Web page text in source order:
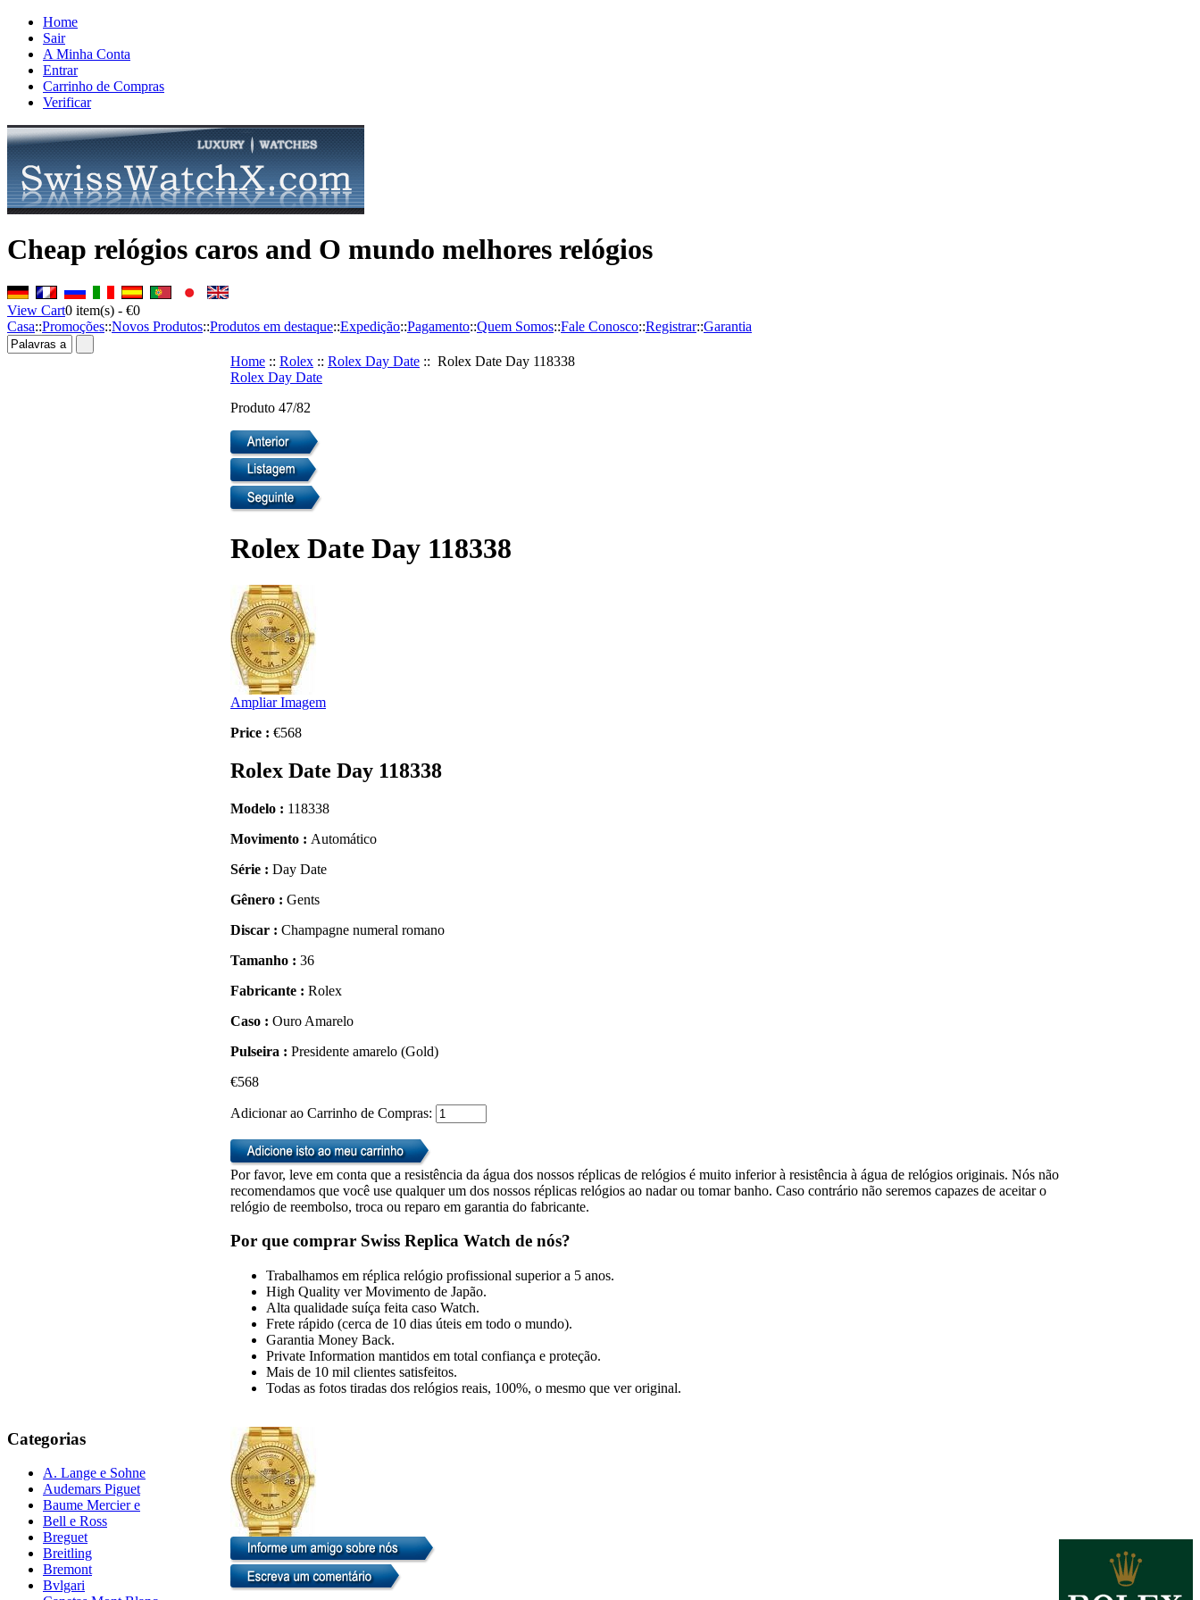
Home
Sair
A Minha Conta
Entrar
Carrinho de Compras
Verificar
Cheap relógios caros and O mundo melhores relógios
View Cart0 item(s) - €0
Casa::Promoções::Novos Produtos::Produtos em destaque::Expedição::Pagamento::Quem Somos::Fale Conosco::Registrar::Garantia
Categorias
A. Lange e Sohne
Audemars Piguet
Baume Mercier e
Bell e Ross
Breguet
Breitling
Bremont
Bvlgari
Home :: Rolex :: Rolex Day Date :: Rolex Date Day 118338
Rolex Day Date
Produto 47/82
Rolex Date Day 118338
Ampliar Imagem
Price : €568
Rolex Date Day 118338
Modelo : 118338
Movimento : Automático
Série : Day Date
Gênero : Gents
Discar : Champagne numeral romano
Tamanho : 36
Fabricante : Rolex
Caso : Ouro Amarelo
Pulseira : Presidente amarelo (Gold)
€568
Adicionar ao Carrinho de Compras:
Por favor, leve em conta que a resistência da água dos nossos réplicas de relógios é muito inferior à resistência à água de relógios originais. Nós não
recomendamos que você use qualquer um dos nossos réplicas relógios ao nadar ou tomar banho. Caso contrário não seremos capazes de aceitar o
relógio de reembolso, troca ou reparo em garantia do fabricante.
Por que comprar Swiss Replica Watch de nós?
Trabalhamos em réplica relógio profissional superior a 5 anos.
High Quality ver Movimento de Japão.
Alta qualidade suíça feita caso Watch.
Frete rápido (cerca de 10 dias úteis em todo o mundo).
Garantia Money Back.
Private Information mantidos em total confiança e proteção.
Mais de 10 mil clientes satisfeitos.
Todas as fotos tiradas dos relógios reais, 100%, o mesmo que ver original.